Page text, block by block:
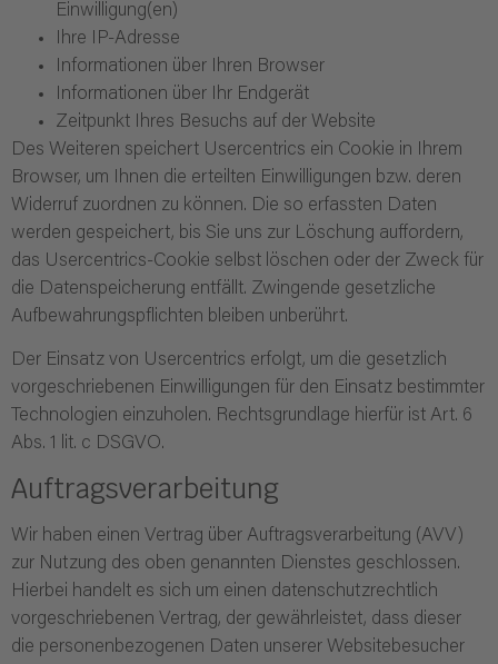
Einwilligung(en)
Ihre IP-Adresse
Informationen über Ihren Browser
Informationen über Ihr Endgerät
Zeitpunkt Ihres Besuchs auf der Website
Des Weiteren speichert Usercentrics ein Cookie in Ihrem
Browser, um Ihnen die erteilten Einwilligungen bzw. deren
Widerruf zuordnen zu können. Die so erfassten Daten
werden gespeichert, bis Sie uns zur Löschung auffordern,
das Usercentrics-Cookie selbst löschen oder der Zweck für
die Datenspeicherung entfällt. Zwingende gesetzliche
Aufbewahrungspflichten bleiben unberührt.
Der Einsatz von Usercentrics erfolgt, um die gesetzlich
vorgeschriebenen Einwilligungen für den Einsatz bestimmter
Technologien einzuholen. Rechtsgrundlage hierfür ist Art. 6
Abs. 1 lit. c DSGVO.
Auftragsverarbeitung
Wir haben einen Vertrag über Auftragsverarbeitung (AVV)
zur Nutzung des oben genannten Dienstes geschlossen.
Hierbei handelt es sich um einen datenschutzrechtlich
vorgeschriebenen Vertrag, der gewährleistet, dass dieser
die personenbezogenen Daten unserer Websitebesucher